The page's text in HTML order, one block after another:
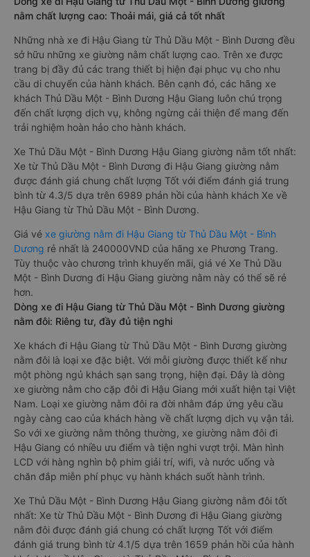
nằm chất lượng cao: Thoải mái, giá cả tốt nhất
Những nhà xe đi Hậu Giang từ Thủ Dầu Một - Bình Dương đều
sở hữu những xe giường nằm chất lượng cao. Trên xe được
trang bị đầy đủ các trang thiết bị hiện đại phục vụ cho nhu
cầu di chuyển của hành khách. Bên cạnh đó, các hãng xe
khách Thủ Dầu Một - Bình Dương Hậu Giang luôn chú trọng
đến chất lượng dịch vụ, không ngừng cải thiện để mang đến
trải nghiệm hoàn hảo cho hành khách.
Xe Thủ Dầu Một - Bình Dương Hậu Giang giường nằm tốt nhất:
Xe từ Thủ Dầu Một - Bình Dương đi Hậu Giang giường nằm
được đánh giá chung chất lượng Tốt với điểm đánh giá trung
bình từ 4.3/5 dựa trên 6989 phản hồi của hành khách Xe về
Hậu Giang từ Thủ Dầu Một - Bình Dương.
Giá vé xe giường nằm đi Hậu Giang từ Thủ Dầu Một - Bình
Dương rẻ nhất là 240000VND của hãng xe Phương Trang.
Tùy thuộc vào chương trình khuyến mãi, giá vé Xe Thủ Dầu
Một - Bình Dương đi Hậu Giang giường nằm này có thể sẽ rẻ
hơn.
Dòng xe đi Hậu Giang từ Thủ Dầu Một - Bình Dương giường
nằm đôi: Riêng tư, đầy đủ tiện nghi
Xe khách đi Hậu Giang từ Thủ Dầu Một - Bình Dương giường
nằm đôi là loại xe đặc biệt. Với mỗi giường được thiết kế như
một phòng ngủ khách sạn sang trọng, hiện đại. Đây là dòng
xe giường nằm cho cặp đôi đi Hậu Giang mới xuất hiện tại Việt
Nam. Loại xe giường nằm đôi ra đời nhằm đáp ứng yêu cầu
ngày càng cao của khách hàng về chất lượng dịch vụ vận tải.
So với xe giường nằm thông thường, xe giường nằm đôi đi
Hậu Giang có nhiều ưu điểm và tiện nghi vượt trội. Màn hình
LCD với hàng nghìn bộ phim giải trí, wifi, và nước uống và
chăn đắp miễn phí phục vụ hành khách suốt hành trình.
Xe Thủ Dầu Một - Bình Dương Hậu Giang giường nằm đôi tốt
nhất: Xe từ Thủ Dầu Một - Bình Dương đi Hậu Giang giường
nằm đôi được đánh giá chung có chất lượng Tốt với điểm
đánh giá trung bình từ 4.1/5 dựa trên 1659 phản hồi của hành